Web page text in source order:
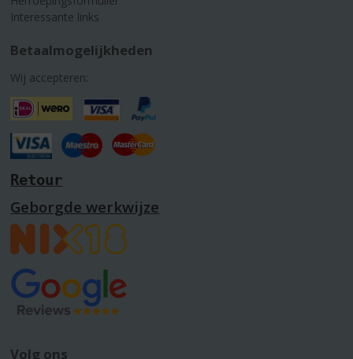
Interessante links
Betaalmogelijkheden
Wij accepteren:
Retour
Geborgde werkwijze
Volg ons